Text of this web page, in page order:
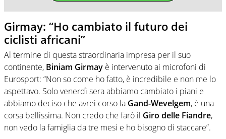
Girmay: “Ho cambiato il futuro dei
ciclisti africani”
Al termine di questa straordinaria impresa per il suo
continente, Biniam Girmay è intervenuto ai microfoni di
Eurosport: “Non so come ho fatto, è incredibile e non me lo
aspettavo. Solo venerdì sera abbiamo cambiato i piani e
abbiamo deciso che avrei corso la Gand-Wevelgem, è una
corsa bellissima. Non credo che farò il Giro delle Fiandre,
non vedo la famiglia da tre mesi e ho bisogno di staccare”.